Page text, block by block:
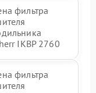
фильтра
IKBP 2760
фильтра